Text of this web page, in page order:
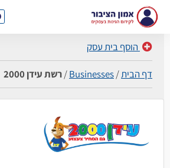
הוסף בית עסק
דף הבית/
Businesses
/רשת עידן 2000